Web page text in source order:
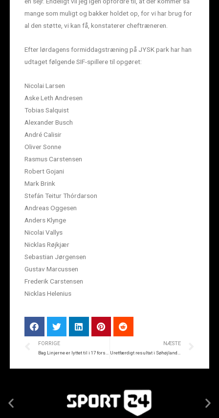
mange som muligt og bakker holdet op, for vi har brug for
al den støtte, vi kan få, konstaterer cheftræneren.
Efter lørdagens formiddagstræning på JYSK park har han
udtaget følgende SIF-spillere til opgøret:
Nicolai Larsen
Aske Leth Andresen
Tobias Salquist
Alexander Busch
André Calisir
Oliver Sonne
Rasmus Carstensen
Robert Gojani
Mark Brink
Stefán Teitur Thórdarson
Andreas Oggesen
Anders Klynge
Nicolai Vallys
Nicklas Røjkjær
Sebastian Jørgensen
Gustav Marcussen
Frederik Carstensen
Nicklas Helenius
FORRIGE NÆSTE